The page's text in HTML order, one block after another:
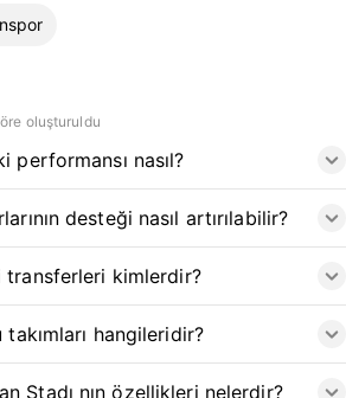
oluşturuldu
performansı nasıl?
desteği nasıl artırılabilir?
transferleri kimlerdir?
hangileridir?
Stadı nın özellikleri nelerdir?